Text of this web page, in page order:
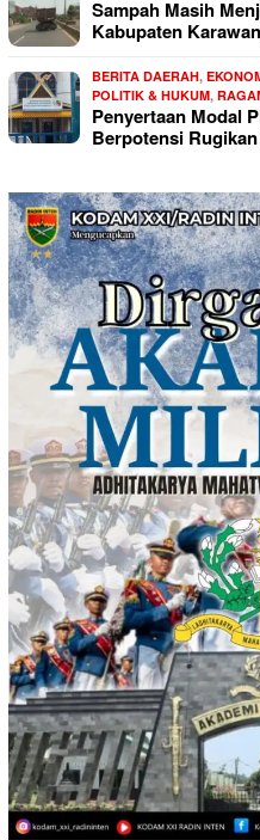
Sampah Masih
Kabupaten
BERITA DAERAH,
POLITIK & HUKUM,
Penyertaan Modal
Berpotensi